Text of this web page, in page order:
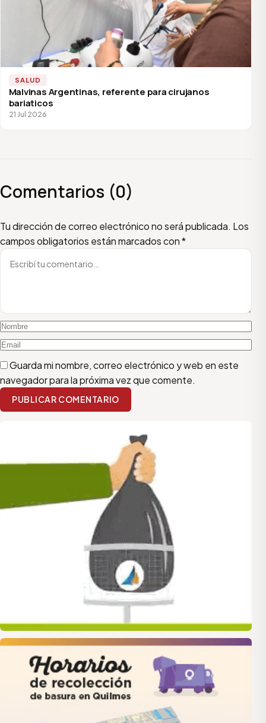
SALUD
Malvinas Argentinas, referente para cirujanos
bariaticos
21 Jul 2026
Comentarios (0)
Tu dirección de correo electrónico no será publicada. Los
campos obligatorios están marcados con*
Escribí tu comentario
Nombre
Email
Guarda mi nombre, correo electrónico y web en este
navegador para la próxima vez que comente.
PUBLICAR COMENTARIO
quilmes